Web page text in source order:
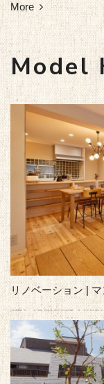
More
Model
リノベーション |